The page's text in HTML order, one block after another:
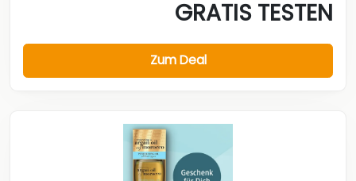
GRATIS TESTEN
Zum Deal